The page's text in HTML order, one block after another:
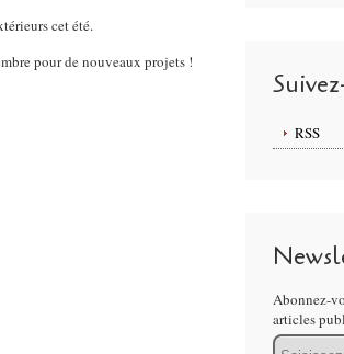
cet été.
pour de nouveaux projets !
RSS
Abonnez-
articles
Email